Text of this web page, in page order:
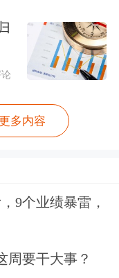
等业务。2015
联合交易所主
二次启动A股
国证监会便
开发行股票
26日，中国
在2018年4
多内容
9个业绩暴雷，
周要干大事？